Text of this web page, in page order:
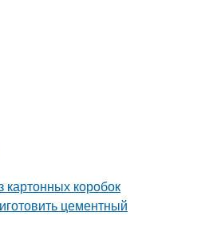
коробок
цементный